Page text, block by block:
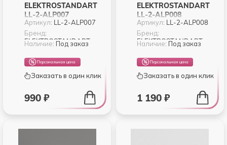
ELEKTROSTANDART
LL-2-ALP007
ВСТРАИВАЕМЫЙ
АЛЮМИНИЕВЫЙ
ПРОФИЛЬ ДЛЯ LED
ЛЕНТУ ДО 11MM)
Артикул: LL-2-ALP007
Бренд:
ELEKTROSTANDART
Наличие: Под заказ
Персональная цена
Заказать в один клик
990 ₽
ELEKTROSTANDART
LL-2-ALP008
УГЛОВОЙ
АЛЮМИНИЕВЫЙ
ПРОФИЛЬ ДЛЯ LED
ЛЕНТУ ДО 10MM)
Артикул: LL-2-ALP008
Бренд:
ELEKTROSTANDART
Наличие: Под заказ
Персональная цена
Заказать в один клик
1 190 ₽